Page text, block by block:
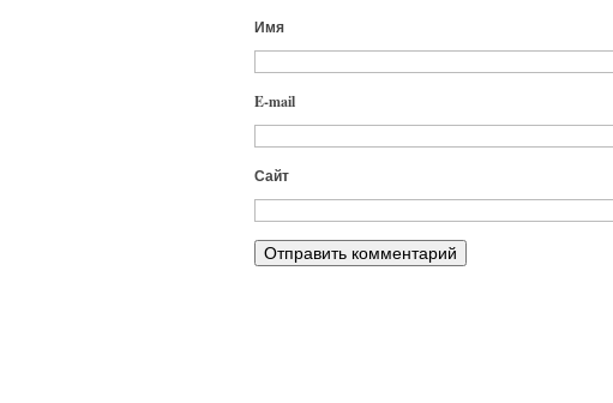
Имя
E-mail
Сайт